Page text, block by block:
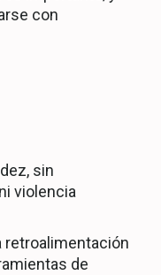
con
sin
violencia
retroalimentación
de